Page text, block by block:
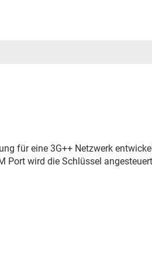
für eine 3G++ Netzwerk
Port wird die Schlüssel